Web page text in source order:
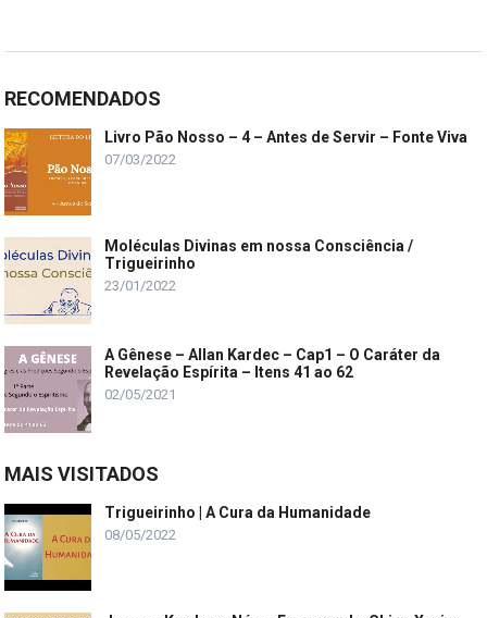
RECOMENDADOS
Livro Pão Nosso – 4 – Antes de Servir – Fonte Viva
07/03/2022
Moléculas Divinas em nossa Consciência /
Trigueirinho
23/01/2022
A Gênese – Allan Kardec – Cap1 – O Caráter da
Revelação Espírita – Itens 41 ao 62
02/05/2021
MAIS VISITADOS
Trigueirinho | A Cura da Humanidade
08/05/2022